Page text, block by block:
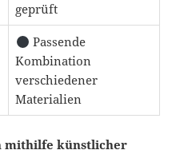
geprüft
Passende
Kombination
verschiedener
Materialien
mithilfe künstlicher